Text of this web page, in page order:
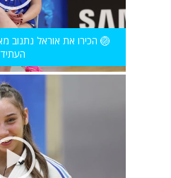
🏐 הכירו את אוראל נתנוב